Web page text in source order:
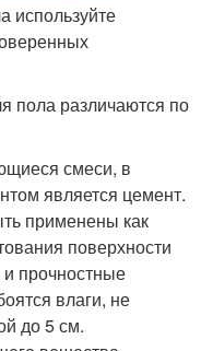
используйте
различаются по
смеси, в
является цемент.
применены как
поверхности
прочностные
влаги, не
до 5 см.